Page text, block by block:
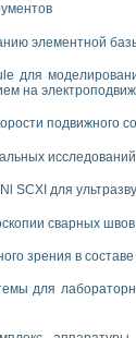
сточных вод
синтеза
и
карбида
в наношкале
на основе
в узлах
элементной
для
на
подвижного
SCXI для
сварных
зрения в
для